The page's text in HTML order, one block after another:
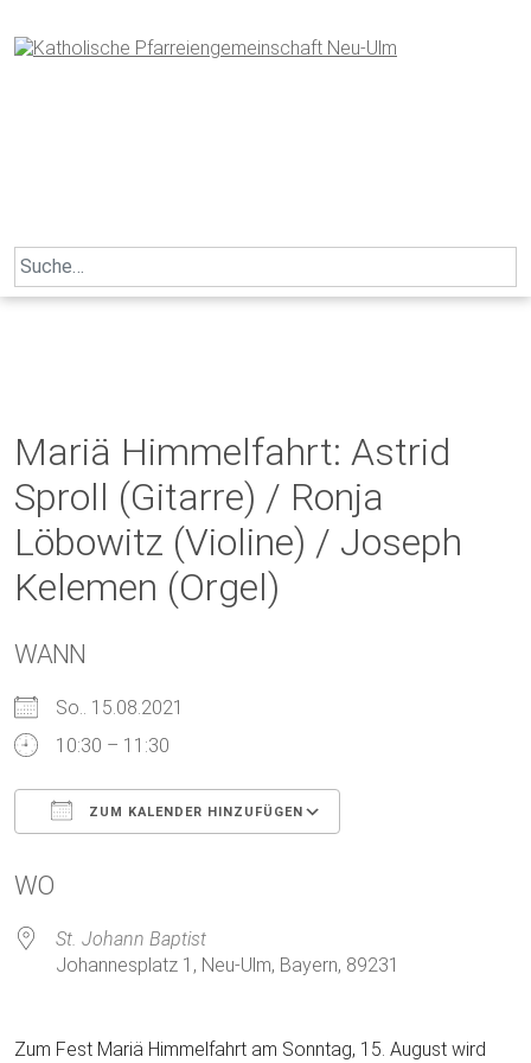
to
content
Search
for:
Mariä Himmelfahrt: Astrid
Sproll (Gitarre) / Ronja
Löbowitz (Violine) / Joseph
Kelemen (Orgel)
WANN
So.. 15.08.2021
10:30 – 11:30
ZUM KALENDER HINZUFÜGEN
WO
St. Johann Baptist
Johannesplatz 1, Neu-Ulm, Bayern, 89231
Zum Fest Mariä Himmelfahrt am Sonntag, 15. August wird